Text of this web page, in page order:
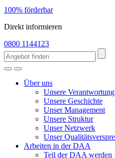
100% förderbar
Direkt informieren
0800 1144123
Über uns
Unsere Verantwortung
Unsere Geschichte
Unser Management
Unsere Struktur
Unser Netzwerk
Unser
Arbeiten in der DAA
Teil der DAA werden